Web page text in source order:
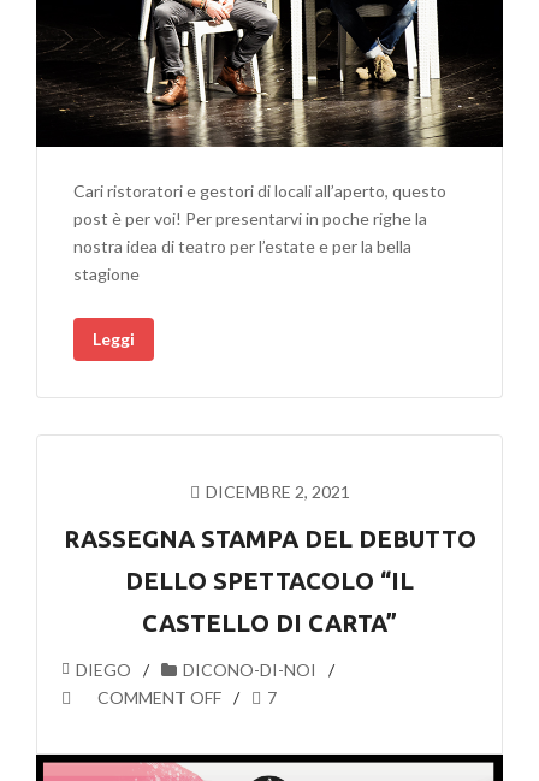
Cari ristoratori e gestori di locali all’aperto, questo
post è per voi! Per presentarvi in poche righe la
nostra idea di teatro per l’estate e per la bella
stagione
Leggi
DICEMBRE 2, 2021
RASSEGNA STAMPA DEL DEBUTTO
DELLO SPETTACOLO “IL
CASTELLO DI CARTA”
DIEGO
DICONO-DI-NOI
COMMENT OFF
7